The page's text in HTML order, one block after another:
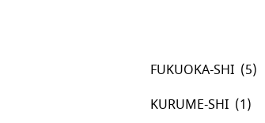
FUKUOKA-SHI
KURUME-SHI